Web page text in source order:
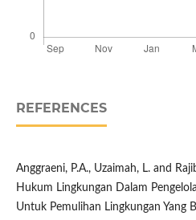
REFERENCES
Anggraeni, P.A., Uzaimah, L. and
Hukum Lingkungan Dalam
Untuk Pemulihan Lingkungan Yang